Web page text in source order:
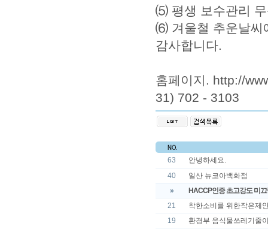
⑸ 평생 보수관리
⑹ 겨울철 추운날씨
감사합니다.
홈페이지. http://
31) 702 - 3103
63
안녕하세요.
40
일산 뉴코아백화점
»
HACCP인증 초고강도 미
21
착한소비를 위한작은제
19
환경부 음식물쓰레기줄